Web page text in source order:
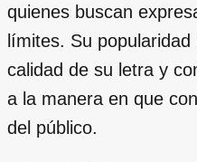
quienes buscan
límites. Su
calidad de su letra y
a la manera en que
del público.